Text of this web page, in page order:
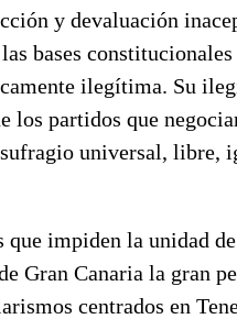
y devaluación
bases
ilegítima. Su
los partidos que
universal, libre,
impiden la unidad
Gran Canaria la gran
centrados en